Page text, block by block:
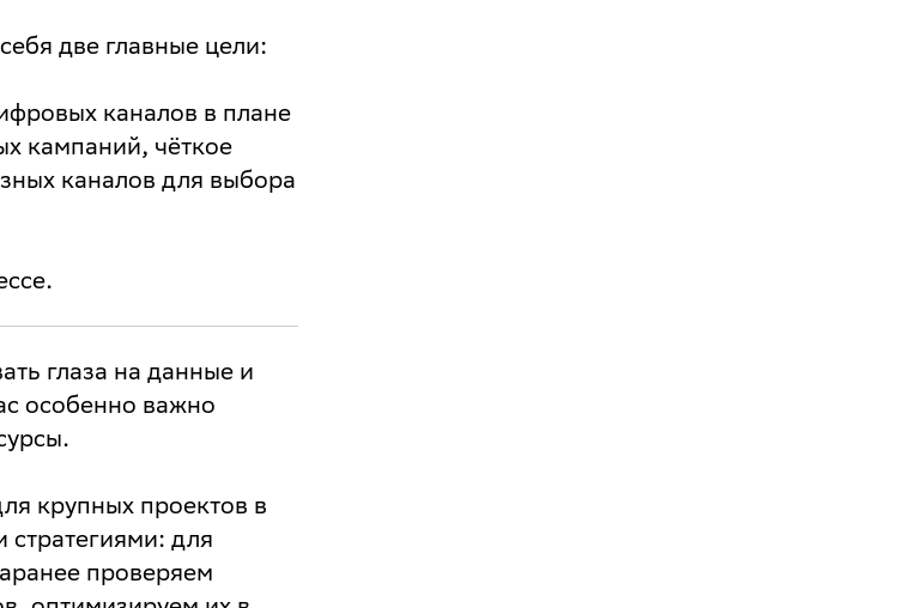
две главные цели:
каналов в плане
кампаний, чёткое
каналов для выбора
глаза на данные и
особенно важно
крупных проектов в
стратегиями: для
проверяем